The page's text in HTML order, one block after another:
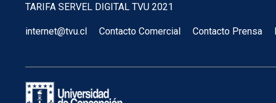
TARIFA SERVEL DIGITAL TVU 2021
internet@tvu.cl Contacto Comercial Contacto Prensa